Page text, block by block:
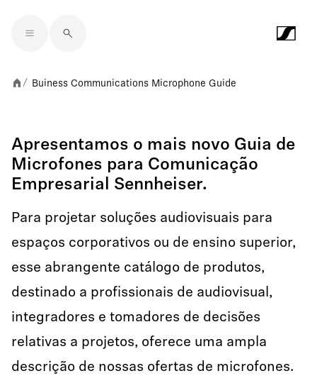
/ Buiness Communications Microphone Guide
Apresentamos o mais novo Guia de
Microfones para Comunicação
Empresarial Sennheiser.
Para projetar soluções audiovisuais para
espaços corporativos ou de ensino superior,
esse abrangente catálogo de produtos,
destinado a profissionais de audiovisual,
integradores e tomadores de decisões
relativas a projetos, oferece uma ampla
descrição de nossas ofertas de microfones.